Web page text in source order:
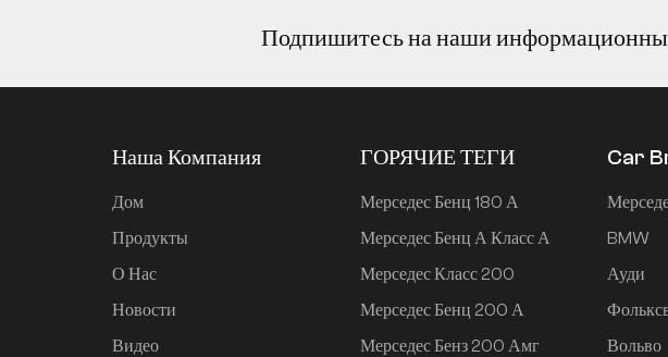
Ли Авто L6 2024
Макс.
Ли Авто L6 2024 Про
дальнобойная версия
для умного вождения
Подпишитесь на наши
Наша Компания
Дом
Продукты
О Нас
Новости
Видео
ГОРЯЧИЕ ТЕГИ
Мерседес Бенц 180 А
Мерседес Бенц А Класс А
Мерседес Класс 200
Мерседес Бенц 200 А
Мерседес Бенз 200 Амг
Car
BMW
Ауди
Вольво